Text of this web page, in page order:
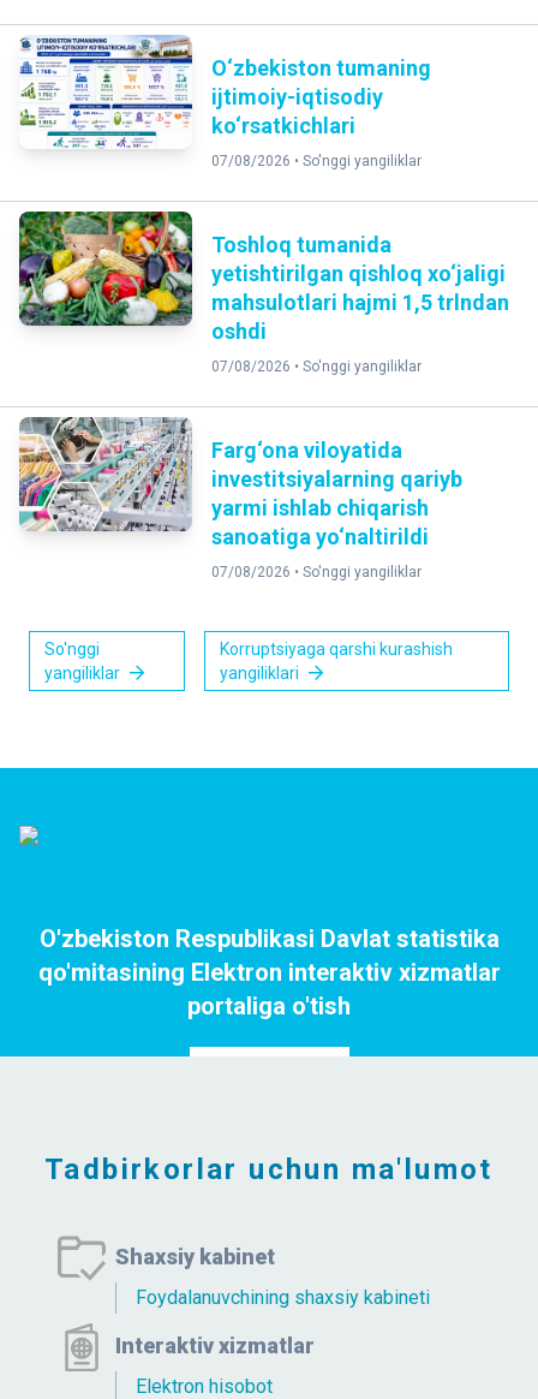
O‘zbekiston tumaning
ijtimoiy-iqtisodiy
ko‘rsatkichlari
07/08/2026 • So'nggi yangiliklar
Toshloq tumanida
yetishtirilgan qishloq xo‘jaligi
mahsulotlari hajmi 1,5 trlndan
oshdi
07/08/2026 • So'nggi yangiliklar
Farg‘ona viloyatida
investitsiyalarning qariyb
yarmi ishlab chiqarish
sanoatiga yo‘naltirildi
07/08/2026 • So'nggi yangiliklar
So'nggi
yangiliklar
Korruptsiyaga qarshi kurashish
yangiliklari
O'zbekiston Respublikasi Davlat statistika
qo'mitasining Elektron interaktiv xizmatlar
portaliga o'tish
Tadbirkorlar uchun ma'lumot
Shaxsiy kabinet
Foydalanuvchining shaxsiy kabineti
Interaktiv xizmatlar
Elektron hisobot